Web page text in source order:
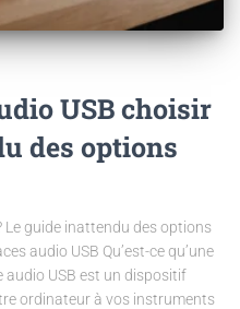
USB choisir
des options
Le guide inattendu des options
audio USB Qu’est-ce qu’une
audio USB est un dispositif
ordinateur à vos instruments